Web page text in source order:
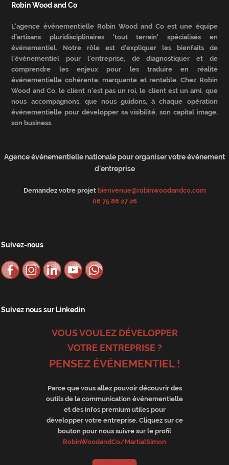
Robin Wood and Co
L’agence événementielle Robin Wood and Co est une équipe
d’artisans pluridisciplinaires 'tout terrain' spécialisés en
événementiel. Notre rôle est d’expliquer les bienfaits de
l’événementiel pour l’entreprise, de diagnostiquer et de
comprendre les enjeux pour les traduire en réalité
événementielle cohérente, marquante et rentable. Chez Robin
Wood and Co, le client n’est pas un roi, le client est un ami, que
nous accompagnons, que nous guidons, à chaque opération
événementielle pour développer sa visibilité, son capital image,
son business.
Agence événementielle nationale pour organiser votre événement
d'entreprise
Demandez votre projet bienvenue@robinwoodandco.com
06 75 86 27 26
Suivez-nous
Suivez nous sur Linkedin
VOUS VOULEZ DÉVELOPPER
VOTRE ENTREPRISE ?
PENSEZ ÉVÉNEMENTIEL !
Parce que vous allez pouvoir découvrir des
outils de la communication événementielle
et des infos premium utiles pour
développer votre entreprise. Cliquez sur ce
bouton pour nous suivre sur le profil
RobinWoodandCo/MartialSimon